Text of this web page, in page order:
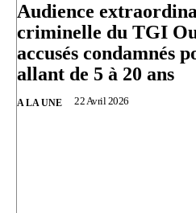
Audience
criminelle du TGI
accusés condamnés
allant de 5 à 20 ans
A LA UNE 22 Avril 2026